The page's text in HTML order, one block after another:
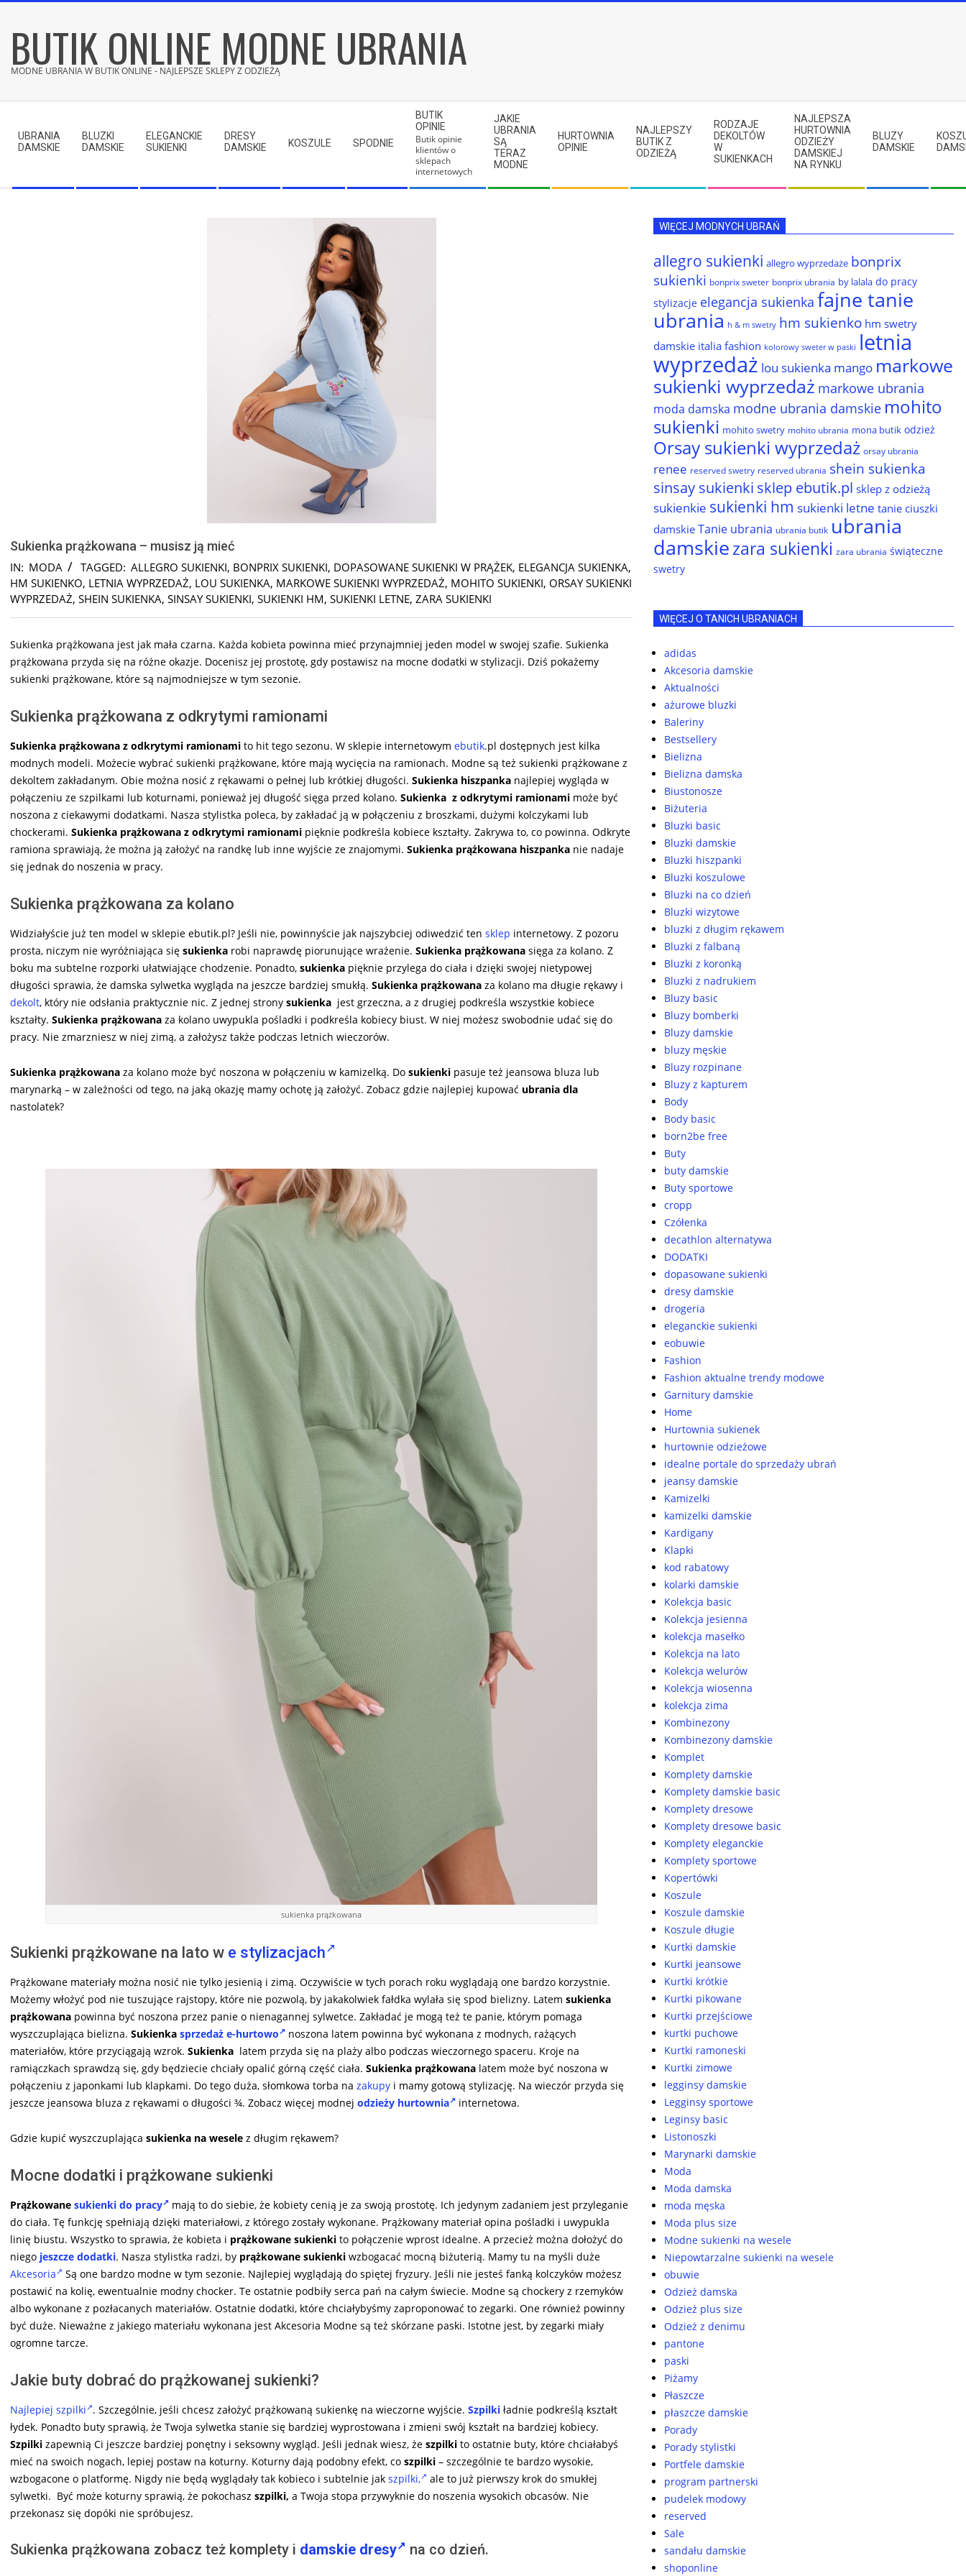
contentBUTIK ONLINE MODNE UBRANIA
MODNE UBRANIA W BUTIK ONLINE - NAJLEPSZE SKLEPY Z ODZIEŻĄ
Menu
UBRANIA
DAMSKIE
BLUZKI
DAMSKIE
ELEGANCKIE
SUKIENKI
DRESY
DAMSKIE
KOSZULE SPODNIE
BUTIK
OPINIE
Butik opinie
klientów o
sklepach
internetowych
JAKIE
UBRANIA
SĄ
TERAZ
MODNE
HURTOWNIA
OPINIE
NAJLEPSZY
BUTIK Z
ODZIEŻĄ
RODZAJE
DEKOLTÓW
W
SUKIENKACH
NAJLEPSZA
HURTOWNIA
ODZIEŻY
DAMSKIEJ
NA RYNKU
BLUZY
DAMSKIE
Sukienka prążkowana – musisz ją mieć
IN: MODA TAGGED: ALLEGRO SUKIENKI, BONPRIX SUKIENKI, DOPASOWANE SUKIENKI W PRĄŻEK, ELEGANCJA SUKIENKA,
HM SUKIENKO, LETNIA WYPRZEDAŻ, LOU SUKIENKA, MARKOWE SUKIENKI WYPRZEDAŻ, MOHITO SUKIENKI, ORSAY SUKIENKI
WYPRZEDAŻ, SHEIN SUKIENKA, SINSAY SUKIENKI, SUKIENKI HM, SUKIENKI LETNE, ZARA SUKIENKI
Sukienka prążkowana jest jak mała czarna. Każda kobieta powinna mieć przynajmniej jeden model w swojej szafie. Sukienka
prążkowana przyda się na różne okazje. Docenisz jej prostotę, gdy postawisz na mocne dodatki w stylizacji. Dziś pokażemy
sukienki prążkowane, które są najmodniejsze w tym sezonie.
Sukienka prążkowana z odkrytymi ramionami
Sukienka prążkowana z odkrytymi ramionami to hit tego sezonu. W sklepie internetowym ebutik.pl dostępnych jest kilka
modnych modeli. Możecie wybrać sukienki prążkowane, które mają wycięcia na ramionach. Modne są też sukienki prążkowane z
dekoltem zakładanym. Obie można nosić z rękawami o pełnej lub krótkiej długości. Sukienka hiszpanka najlepiej wygląda w
połączeniu ze szpilkami lub koturnami, ponieważ jej długość sięga przed kolano. Sukienka z odkrytymi ramionami może być
noszona z ciekawymi dodatkami. Nasza stylistka poleca, by zakładać ją w połączeniu z broszkami, dużymi kolczykami lub
chockerami. Sukienka prążkowana z odkrytymi ramionami pięknie podkreśla kobiece kształty. Zakrywa to, co powinna. Odkryte
ramiona sprawiają, że można ją założyć na randkę lub inne wyjście ze znajomymi. Sukienka prążkowana hiszpanka nie nadaje
się jednak do noszenia w pracy.
Sukienka prążkowana za kolano
Widziałyście już ten model w sklepie ebutik.pl? Jeśli nie, powinnyście jak najszybciej odiwedzić ten sklep internetowy. Z pozoru
prosta, niczym nie wyróżniająca się sukienka robi naprawdę piorunujące wrażenie. Sukienka prążkowana sięga za kolano. Z
boku ma subtelne rozporki ułatwiające chodzenie. Ponadto, sukienka pięknie przylega do ciała i dzięki swojej nietypowej
długości sprawia, że damska sylwetka wygląda na jeszcze bardziej smukłą. Sukienka prążkowana za kolano ma długie rękawy i
dekolt, który nie odsłania praktycznie nic. Z jednej strony sukienka jest grzeczna, a z drugiej podkreśla wszystkie kobiece
kształty. Sukienka prążkowana za kolano uwypukla pośladki i podkreśla kobiecy biust. W niej możesz swobodnie udać się do
pracy. Nie zmarzniesz w niej zimą, a założysz także podczas letnich wieczorów.
Sukienka prążkowana za kolano może być noszona w połączeniu w kamizelką. Do sukienki pasuje też jeansowa bluza lub
marynarką – w zależności od tego, na jaką okazję mamy ochotę ją założyć. Zobacz gdzie najlepiej kupować ubrania dla
nastolatek?
sukienka prążkowana
Sukienki prążkowane na lato w e stylizacjach
Prążkowane materiały można nosić nie tylko jesienią i zimą. Oczywiście w tych porach roku wyglądają one bardzo korzystnie.
Możemy włożyć pod nie tuszujące rajstopy, które nie pozwolą, by jakakolwiek fałdka wylała się spod bielizny. Latem sukienka
prążkowana powinna być noszona przez panie o nienagannej sylwetce. Zakładać je mogą też te panie, którym pomaga
wyszczuplająca bielizna. Sukienka sprzedaż e-hurtowo
noszona latem powinna być wykonana z modnych, rażących
materiałów, które przyciągają wzrok. Sukienka latem przyda się na plaży albo podczas wieczornego spaceru. Kroje na
ramiączkach sprawdzą się, gdy będziecie chciały opalić górną część ciała. Sukienka prążkowana latem może być noszona w
połączeniu z japonkami lub klapkami. Do tego duża, słomkowa torba na zakupy i mamy gotową stylizację. Na wieczór przyda się
jeszcze jeansowa bluza z rękawami o długości ¾. Zobacz więcej modnej odzieży hurtownia internetowa.
Gdzie kupić wyszczuplająca sukienka na wesele z długim rękawem?
Mocne dodatki i prążkowane sukienki
Prążkowane sukienki do pracy
mają to do siebie, że kobiety cenią je za swoją prostotę. Ich jedynym zadaniem jest przyleganie
do ciała. Tę funkcję spełniają dzięki materiałowi, z którego zostały wykonane. Prążkowany materiał opina pośladki i uwypukla
linię biustu. Wszystko to sprawia, że kobieta i prążkowane sukienki to połączenie wprost idealne. A przecież można dołożyć do
niego jeszcze dodatki. Nasza stylistka radzi, by prążkowane sukienki wzbogacać mocną biżuterią. Mamy tu na myśli duże
Akcesoria
Są one bardzo modne w tym sezonie. Najlepiej wyglądają do spiętej fryzury. Jeśli nie jesteś fanką kolczyków możesz
postawić na kolię, ewentualnie modny chocker. Te ostatnie podbiły serca pań na całym świecie. Modne są chockery z rzemyków
albo wykonane z pozłacanych materiałów. Ostatnie dodatki, które chciałybyśmy zaproponować to zegarki. One również powinny
być duże. Nieważne z jakiego materiału wykonana jest Akcesoria Modne są też skórzane paski. Istotne jest, by zegarki miały
ogromne tarcze.
Jakie buty dobrać do prążkowanej sukienki?
Najlepiej szpilki . Szczególnie, jeśli chcesz założyć prążkowaną sukienkę na wieczorne wyjście. Szpilki ładnie podkreślą kształt
łydek. Ponadto buty sprawią, że Twoja sylwetka stanie się bardziej wyprostowana i zmieni swój kształt na bardziej kobiecy.
Szpilki zapewnią Ci jeszcze bardziej ponętny i seksowny wygląd. Jeśli jednak wiesz, że szpilki to ostatnie buty, które chciałabyś
mieć na swoich nogach, lepiej postaw na koturny. Koturny dają podobny efekt, co szpilki – szczególnie te bardzo wysokie,
wzbogacone o platformę. Nigdy nie będą wyglądały tak kobieco i subtelnie jak szpilki,
ale to już pierwszy krok do smukłej
sylwetki. Być może koturny sprawią, że pokochasz szpilki, a Twoja stopa przywyknie do noszenia wysokich obcasów. Nie
przekonasz się dopóki nie spróbujesz.
Sukienka prążkowana zobacz też komplety i damskie dresy na co dzień.
WIĘCEJ MODNYCH UBRAŃ
allegro sukienki allegro wyprzedaże bonprix
sukienki bonprix sweter bonprix ubrania by lalala do pracy
stylizacje elegancja sukienka fajne tanie
ubrania h & m swetry hm sukienko hm swetry
damskie italia fashion kolorowy sweter w paski letnia
wyprzedaż lou sukienka mango markowe
sukienki wyprzedaż markowe ubrania
moda damska modne ubrania damskie mohito
sukienki mohito swetry mohito ubrania mona butik odzież
Orsay sukienki wyprzedaż orsay ubrania
renee reserved swetry reserved ubrania shein sukienka
sinsay sukienki sklep ebutik.pl sklep z odzieżą
sukienkie sukienki hm sukienki letne tanie ciuszki
damskie Tanie ubrania ubrania butik ubrania
damskiezara sukienki zara ubrania świąteczne
swetry
WIĘCEJ O TANICH UBRANIACH
adidas
Akcesoria damskie
Aktualności
ażurowe bluzki
Baleriny
Bestsellery
Bielizna
Bielizna damska
Biustonosze
Biżuteria
Bluzki basic
Bluzki damskie
Bluzki hiszpanki
Bluzki koszulowe
Bluzki na co dzień
Bluzki wizytowe
bluzki z długim rękawem
Bluzki z falbaną
Bluzki z koronką
Bluzki z nadrukiem
Bluzy basic
Bluzy bomberki
Bluzy damskie
bluzy męskie
Bluzy rozpinane
Bluzy z kapturem
Body
Body basic
born2be free
Buty
buty damskie
Buty sportowe
cropp
Czółenka
decathlon alternatywa
DODATKI
dopasowane sukienki
dresy damskie
drogeria
eleganckie sukienki
eobuwie
Fashion
Fashion aktualne trendy modowe
Garnitury damskie
Home
Hurtownia sukienek
hurtownie odzieżowe
idealne portale do sprzedaży ubrań
jeansy damskie
Kamizelki
kamizelki damskie
Kardigany
Klapki
kod rabatowy
kolarki damskie
Kolekcja basic
Kolekcja jesienna
kolekcja masełko
Kolekcja na lato
Kolekcja welurów
Kolekcja wiosenna
kolekcja zima
Kombinezony
Kombinezony damskie
Komplet
Komplety damskie
Komplety damskie basic
Komplety dresowe
Komplety dresowe basic
Komplety eleganckie
Komplety sportowe
Kopertówki
Koszule
Koszule damskie
Koszule długie
Kurtki damskie
Kurtki jeansowe
Kurtki krótkie
Kurtki pikowane
Kurtki przejściowe
kurtki puchowe
Kurtki ramoneski
Kurtki zimowe
legginsy damskie
Legginsy sportowe
Leginsy basic
Listonoszki
Marynarki damskie
Moda
Moda damska
moda męska
Moda plus size
Modne sukienki na wesele
Niepowtarzalne sukienki na wesele
obuwie
Odzież damska
Odzież plus size
Odzież z denimu
pantone
paski
Piżamy
Płaszcze
płaszcze damskie
Porady
Porady stylistki
Portfele damskie
program partnerski
pudelek modowy
reserved
Sale
sandału damskie
shoponline